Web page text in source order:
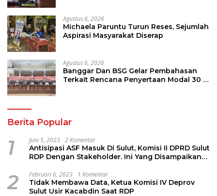
Agustus 6, 2026
Michaela Paruntu Turun Reses, Sejumlah
Aspirasi Masyarakat Diserap
Agustus 6, 2026
Banggar Dan BSG Gelar Pembahasan
Terkait Rencana Penyertaan Modal 30 M
Berita Popular
1 Juni 5, 2023 2 Komentar
Antisipasi ASF Masuk Di Sulut, Komisi II DPRD Sulut
RDP Dengan Stakeholder. Ini Yang Disampaikan
2 Februari 6, 2023 1 Komentar
Tidak Membawa Data, Ketua Komisi IV Deprov
Sulut Usir Kacabdin Saat RDP